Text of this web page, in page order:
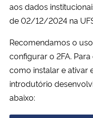
Ministério do Meio Ambiente
Ministério do Desenvolvimento
Controladoria-Geral da União
aos dados
de 02/12/2024 na
Recomendamos o
configurar o 2FA.
como instalar e ativar
introdutório
abaixo: